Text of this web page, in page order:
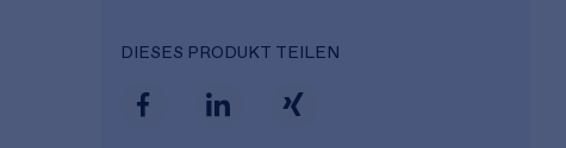
DIESES PRODUKT TEILEN